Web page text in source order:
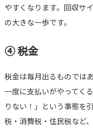
やすくなります。回収サ
の大きな一歩です。
④ 税金
税金は毎月出るものでは
一度に支払いがやってく
りない！」という事態を
税・消費税・住民税など